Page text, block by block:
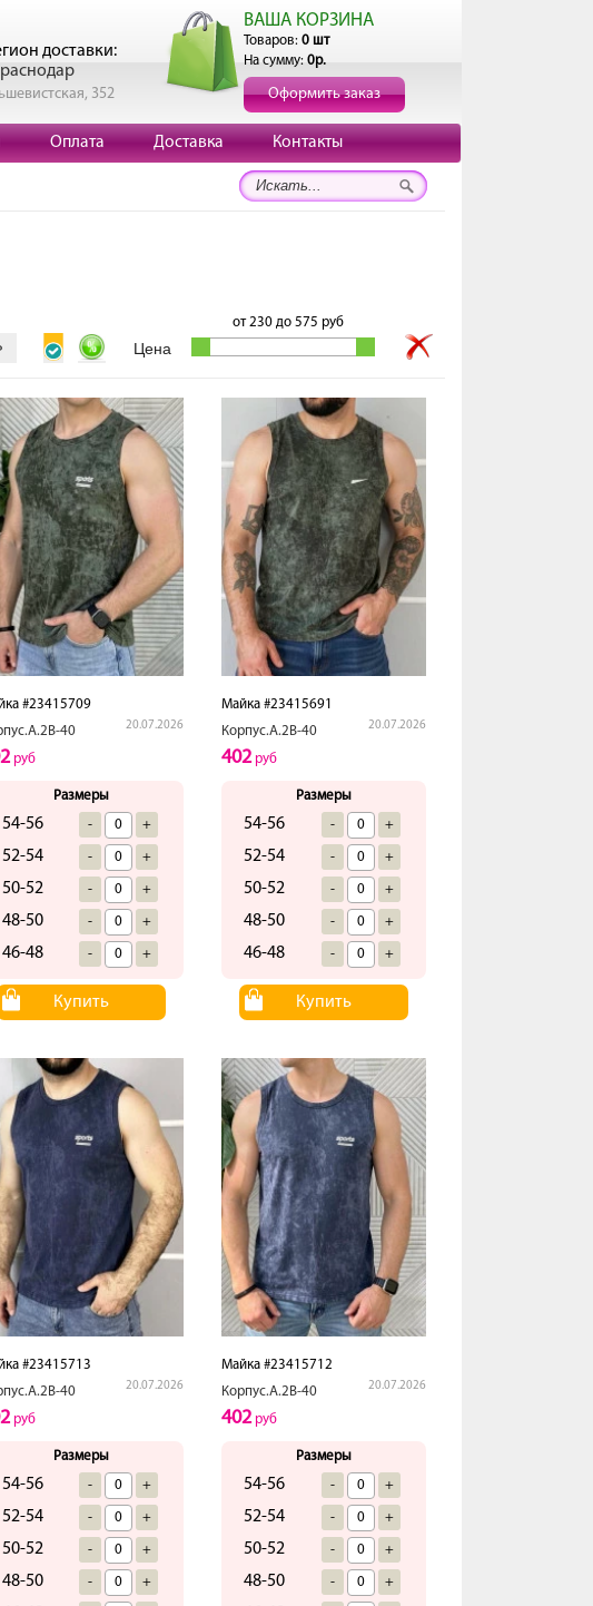
доставки:
352
ВАША КОРЗИНА
Товаров: 0 шт
На сумму: 0р.
Оформить заказ
Оплата Доставка Контакты
от230до 575 руб
#23415709
40
20.07.2026
руб
Размеры
54-56 - +
52-54 - +
50-52 - +
48-50 - +
46-48 - +
Купить
Майка #23415691
Корпус.А.2В-40
20.07.2026
402руб
Размеры
54-56 - +
52-54 - +
50-52 - +
48-50 - +
46-48 - +
Купить
#23415713
40
20.07.2026
руб
Размеры
54-56 - +
52-54 - +
50-52 - +
48-50 - +
Майка #23415712
Корпус.А.2В-40
20.07.2026
402руб
Размеры
54-56 - +
52-54 - +
50-52 - +
48-50 - +